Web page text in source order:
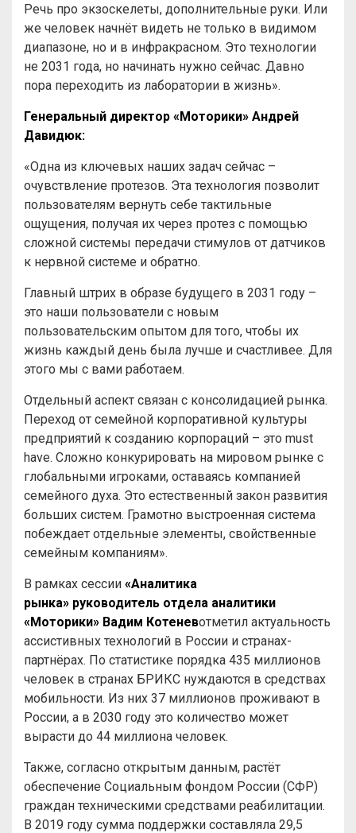
Речь про экзоскелеты, дополнительные руки. Или
же человек начнёт видеть не только в видимом
диапазоне, но и в инфракрасном. Это технологии
не 2031 года, но начинать нужно сейчас. Давно
пора переходить из лаборатории в жизнь».
Генеральный директор «Моторики» Андрей
Давидюк:
«Одна из ключевых наших задач сейчас –
очувствление протезов. Эта технология позволит
пользователям вернуть себе тактильные
ощущения, получая их через протез с помощью
сложной системы передачи стимулов от датчиков
к нервной системе и обратно.
Главный штрих в образе будущего в 2031 году –
это наши пользователи с новым
пользовательским опытом для того, чтобы их
жизнь каждый день была лучше и счастливее. Для
этого мы с вами работаем.
Отдельный аспект связан с консолидацией рынка.
Переход от семейной корпоративной культуры
предприятий к созданию корпораций – это must
have. Сложно конкурировать на мировом рынке с
глобальными игроками, оставаясь компанией
семейного духа. Это естественный закон развития
больших систем. Грамотно выстроенная система
побеждает отдельные элементы, свойственные
семейным компаниям».
В рамках сессии «Аналитика
рынка» руководитель отдела аналитики
«Моторики» Вадим Котеневотметил актуальность
ассистивных технологий в России и странах-
партнёрах. По статистике порядка 435 миллионов
человек в странах БРИКС нуждаются в средствах
мобильности. Из них 37 миллионов проживают в
России, а в 2030 году это количество может
вырасти до 44 миллиона человек.
Также, согласно открытым данным, растёт
обеспечение Социальным фондом России (СФР)
граждан техническими средствами реабилитации.
В 2019 году сумма поддержки составляла 29,5